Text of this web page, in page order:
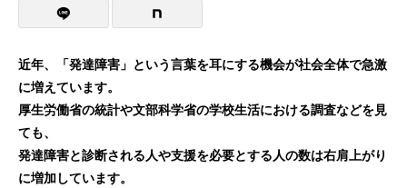
働き続けるための土台 全力禁止のススメ
近年、「発達障害」という言葉を耳にする機会が社会全体で急激
に増えています。
厚生労働省の統計や文部科学省の学校生活における調査などを見
ても、
発達障害と診断される人や支援を必要とする人の数は右肩上がり
に増加しています。